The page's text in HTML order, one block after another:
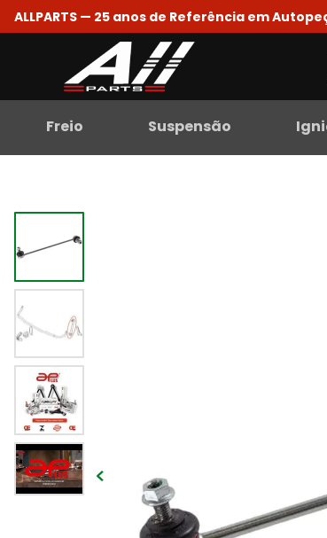
ALLPARTS — 25 anos de Referência em
Freio Suspensão